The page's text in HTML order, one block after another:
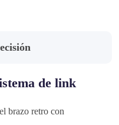
de link
brazo retro con